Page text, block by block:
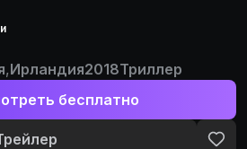
,Ирландия2018Триллер
бесплатно